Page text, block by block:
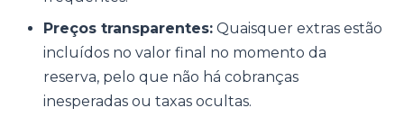
Preços transparentes: Quaisquer extras estão
incluídos no valor final no momento da
reserva, pelo que não há cobranças
inesperadas ou taxas ocultas.